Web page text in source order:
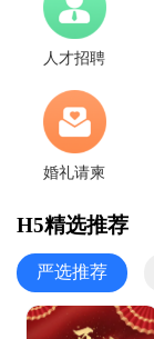
人才招聘
婚礼请柬
H5精选推荐
严选推荐